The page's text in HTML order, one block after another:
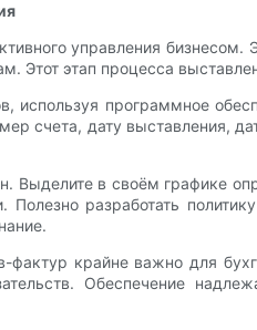
управления
Этот этап процесса
используя программное
счета, дату выставления,
Выделите в своём графике
Полезно разработать
фактур крайне важно для
Обеспечение